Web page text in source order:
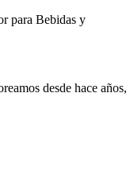
para Bebidas y
desde hace años,